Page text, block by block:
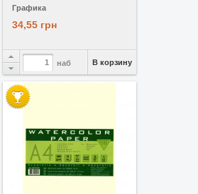
Графика
34,55 грн
наб В корзину